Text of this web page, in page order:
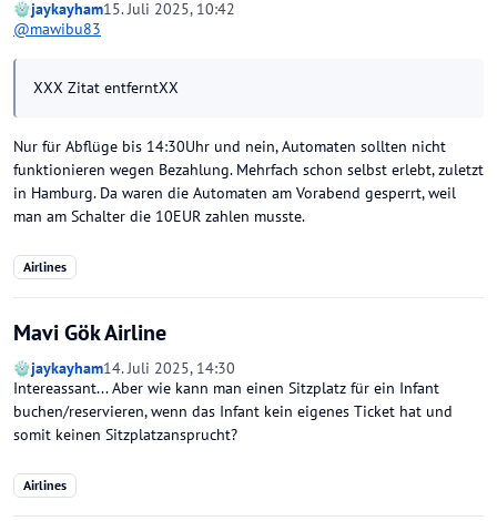
jaykayham15. Juli 2025, 10:42
@mawibu83
XXX Zitat entferntXX
Nur für Abflüge bis 14:30Uhr und nein, Automaten sollten nicht
funktionieren wegen Bezahlung. Mehrfach schon selbst erlebt, zuletzt
in Hamburg. Da waren die Automaten am Vorabend gesperrt, weil
man am Schalter die 10EUR zahlen musste.
Airlines
Mavi Gök Airline
jaykayham14. Juli 2025, 14:30
Intereassant... Aber wie kann man einen Sitzplatz für ein Infant
buchen/reservieren, wenn das Infant kein eigenes Ticket hat und
somit keinen Sitzplatzansprucht?
Airlines